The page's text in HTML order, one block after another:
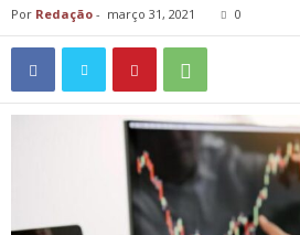
Por Redação - março 31, 2021 0